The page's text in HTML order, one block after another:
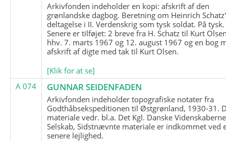
Arkivfonden indeholder en kopi: afskrift af den
grønlandske dagbog. Beretning om Heinrich Schatz'
deltagelse i II. Verdenskrig som tysk soldat. På tysk.
Senere er tilføjet: 2 breve fra H. Schatz til Kurt
hhv. 7. marts 1967 og 12. august 1967 og en bog
afskrift af digte med tak til Kurt Olsen.
[Klik for at se]
A 074
GUNNAR SEIDENFADEN
Arkivfonden indeholder topografiske notater fra
Godthåbsekspeditionen til Østgrønland, 1930-31.
materiale vedr. bl.a. Det Kgl. Danske
Selskab, Sidstnævnte materiale er indkommet ved
senere lejlighed.